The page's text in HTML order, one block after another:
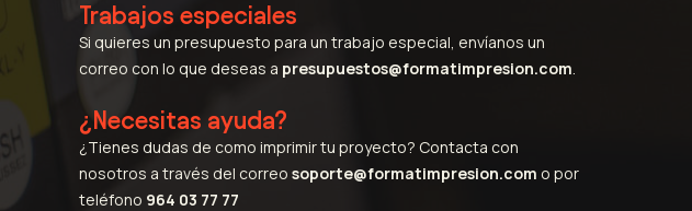
Trabajos especiales
Si quieres un presupuesto para un trabajo especial, envíanos un
correo con lo que deseas a presupuestos@formatimpresion.com
¿Necesitas ayuda?
¿Tienes dudas de como imprimir tu proyecto? Contacta con
nosotros a través del correo soporte@formatimpresion.com o por
teléfono 964 03 77 77